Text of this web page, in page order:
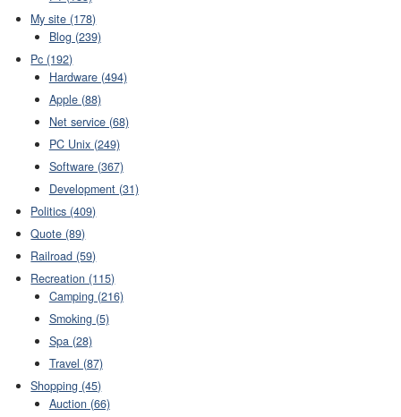
My site (178)
Blog (239)
Pc (192)
Hardware (494)
Apple (88)
Net service (68)
PC Unix (249)
Software (367)
Development (31)
Politics (409)
Quote (89)
Railroad (59)
Recreation (115)
Camping (216)
Smoking (5)
Spa (28)
Travel (87)
Shopping (45)
Auction (66)